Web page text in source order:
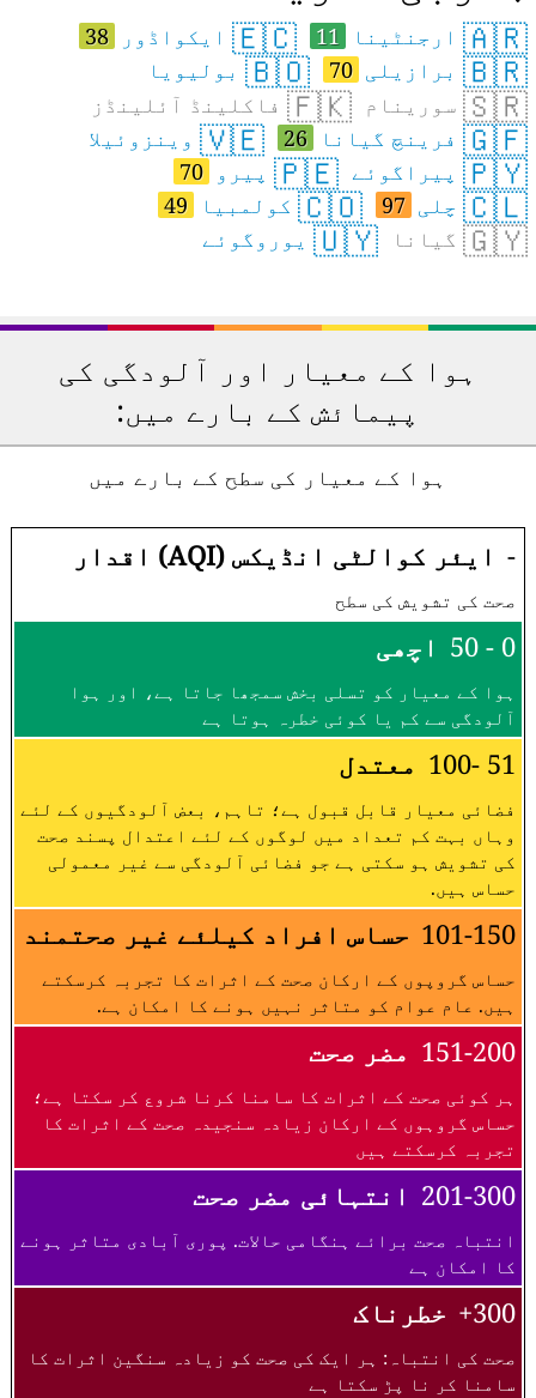
🇦🇷ارجنٹینا 11
🇪🇨ایکواڈور 38
🇧🇷برازیلی 70
🇧🇴بولیویا
🇸🇷سورینام 🇫🇰فاکلینڈ آئلینڈز
🇬🇫فرینچ گیانا 26
🇻🇪وینزوئیلا
🇵🇾پیراگوئے 🇵🇪پیرو 70
🇨🇱چلی 97
🇨🇴کولمبیا 49
🇬🇾گیانا 🇺🇾یوروگوئے
ہوا کے معیار اور آلودگی کی
پیمائش کے بارے میں:
ہوا کے معیار کی سطح کے بارے میں
- ایئر کوالٹی انڈیکس (AQI) اقدار
صحت کی تشویش کی سطح
0 - 50 اچھی
ہوا کے معیار کو تسلی بخش سمجھا جاتا ہے، اور ہوا
آلودگی سے کم یا کوئی خطرہ ہوتا ہے
51 -100 معتدل
فضائی معیار قابل قبول ہے؛ تاہم، بعض آلودگیوں کے لئے
وہاں بہت کم تعداد میں لوگوں کے لئے اعتدال پسند صحت
کی تشویش ہو سکتی ہے جو فضائی آلودگی سے غیر معمولی
حساس ہیں.
101-150 حساس افراد کیلئے غیر صحتمند
حساس گروپوں کے ارکان صحت کے اثرات کا تجربہ کرسکتے
ہیں. عام عوام کو متاثر نہیں ہونے کا امکان ہے.
151-200 مضر صحت
ہر کوئی صحت کے اثرات کا سامنا کرنا شروع کر سکتا ہے؛
حساس گروہوں کے ارکان زیادہ سنجیدہ صحت کے اثرات کا
تجربہ کرسکتے ہیں
201-300 انتہائی مضر صحت
انتباہ صحت برائے ہنگامی حالات. پوری آبادی متاثر ہونے
کا امکان ہے
300+ خطرناک
صحت کی انتباہ: ہر ایک کی صحت کو زیادہ سنگین اثرات کا
سامنا کر نا پڑ سکتا ہے